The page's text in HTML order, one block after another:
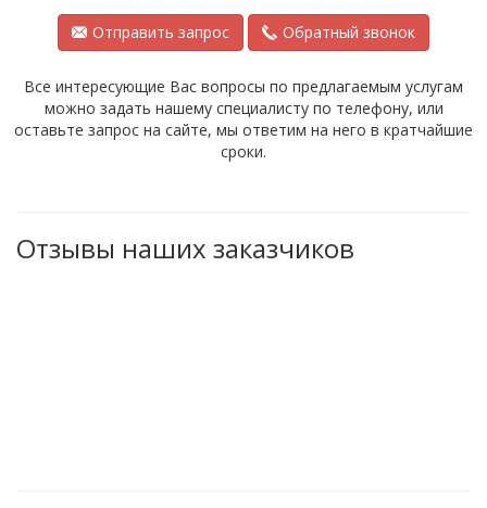
Отправить запрос Обратный звонок
Все интересующие Вас вопросы по предлагаемым услугам
можно задать нашему специалисту по телефону, или
оставьте запрос на сайте, мы ответим на него в кратчайшие
сроки.
Отзывы наших заказчиков